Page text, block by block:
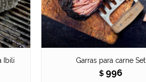
Ibili Garras para carne Set
$ 996